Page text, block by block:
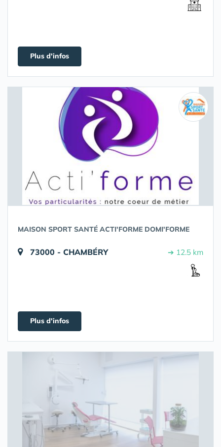
Plus d'infos
MAISON SPORT SANTÉ ACTI'FORME DOMI'FORME
73000 - CHAMBÉRY ➔ 12.5 km
Plus d'infos